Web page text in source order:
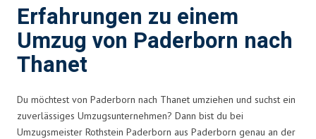
Erfahrungen zu einem
Umzug von Paderborn nach
Thanet
Du möchtest von Paderborn nach Thanet umziehen und suchst ein
zuverlässiges Umzugsunternehmen? Dann bist du bei
Umzugsmeister Rothstein Paderborn aus Paderborn genau an der